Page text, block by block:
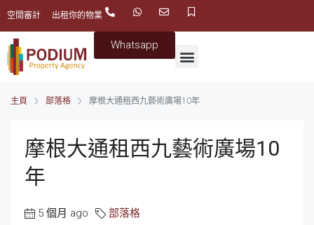
空間審計 出租你的物業
Whatsapp
主頁 部落格 摩根大通租西九藝術廣場10年
摩根大通租西九藝術廣場10
年
5 個月 ago 部落格